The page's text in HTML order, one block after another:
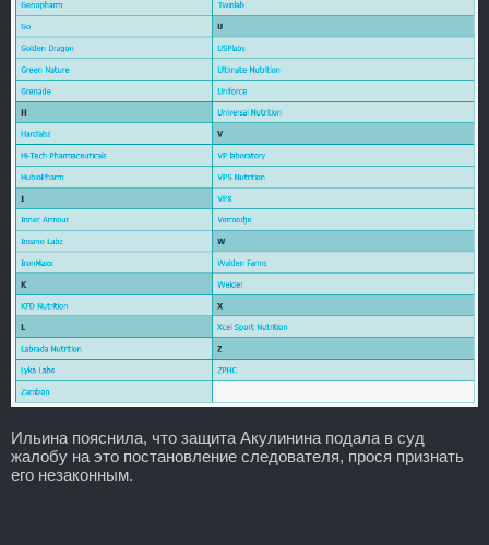
Ильина пояснила, что защита Акулинина подала в суд
жалобу на это постановление следователя, прося признать
его незаконным.